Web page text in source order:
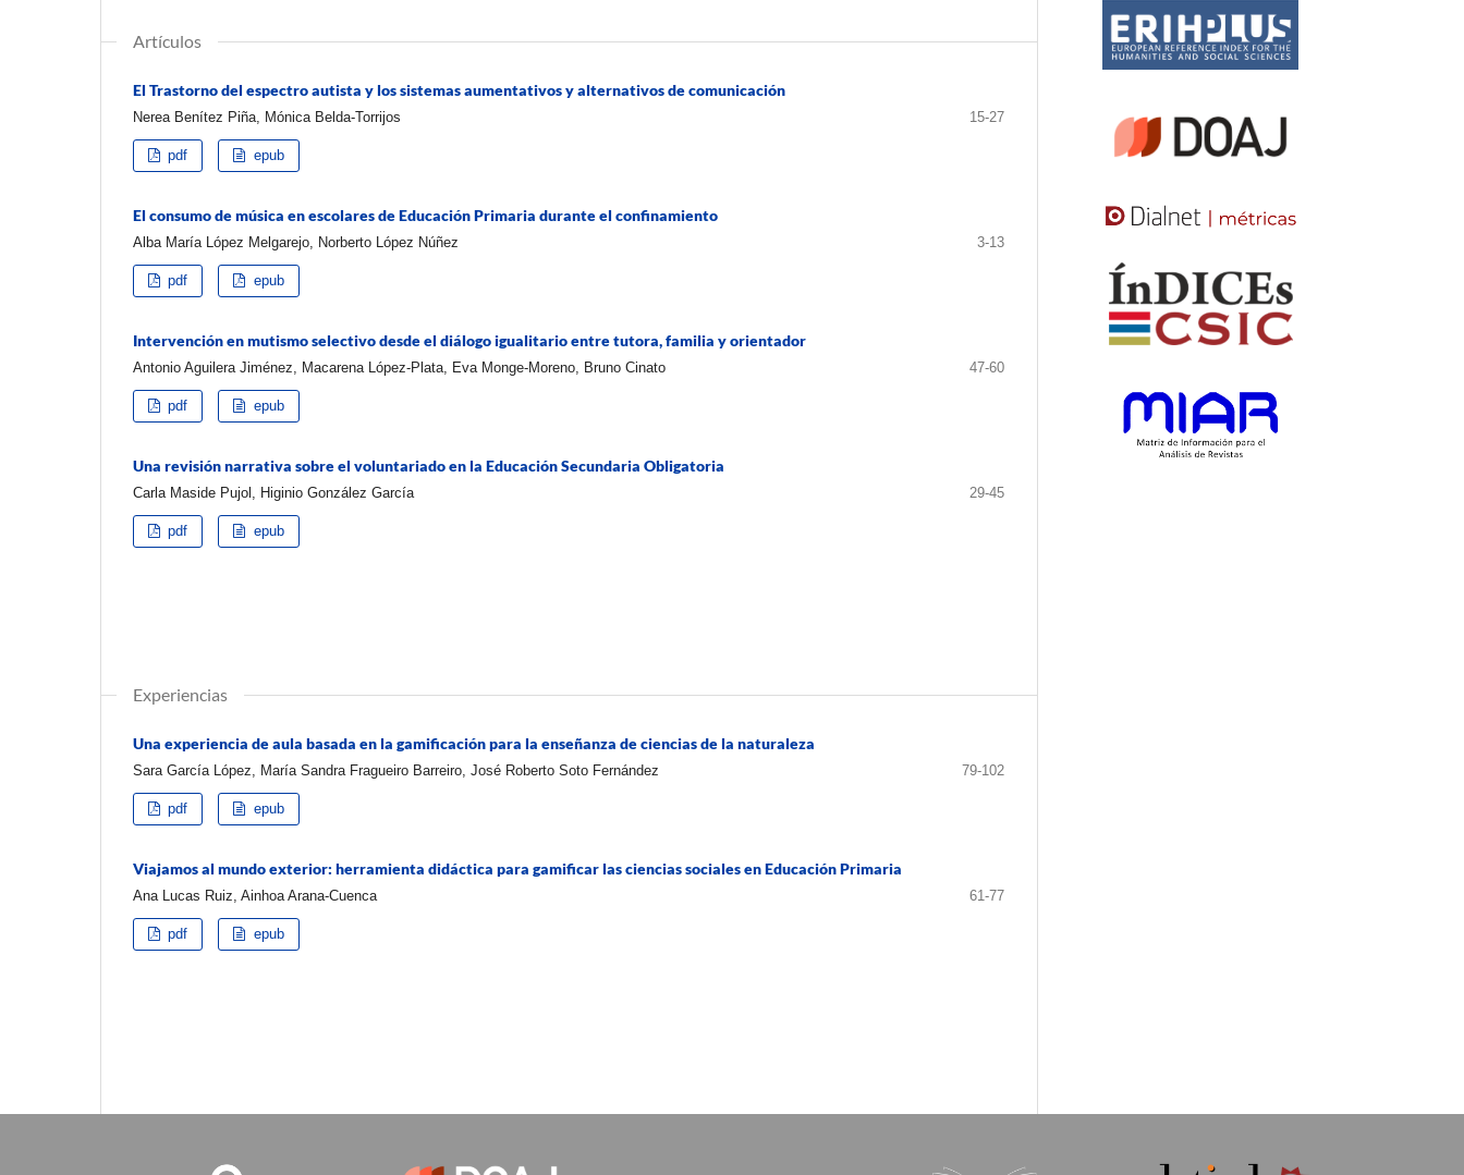
Artículos
El Trastorno del espectro autista y los sistemas aumentativos y alternativos de comunicación
Nerea Benítez Piña, Mónica Belda-Torrijos 15-27
pdf epub
El consumo de música en escolares de Educación Primaria durante el confinamiento
Alba María López Melgarejo, Norberto López Núñez 3-13
pdf epub
Intervención en mutismo selectivo desde el diálogo igualitario entre tutora, familia y orientador
Antonio Aguilera Jiménez, Macarena López-Plata, Eva Monge-Moreno, Bruno Cinato 47-60
pdf epub
Una revisión narrativa sobre el voluntariado en la Educación Secundaria Obligatoria
Carla Maside Pujol, Higinio González García 29-45
pdf epub
Experiencias
Una experiencia de aula basada en la gamificación para la enseñanza de ciencias de la naturaleza
Sara García López, María Sandra Fragueiro Barreiro, José Roberto Soto Fernández 79-102
pdf epub
Viajamos al mundo exterior: herramienta didáctica para gamificar las ciencias sociales en Educación Primaria
Ana Lucas Ruiz, Ainhoa Arana-Cuenca 61-77
pdf epub